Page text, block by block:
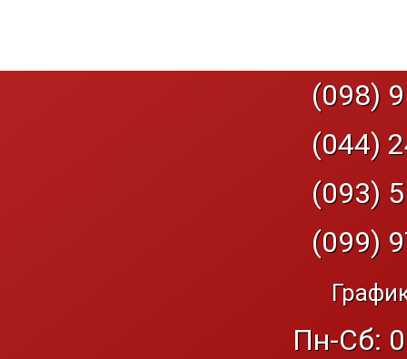
(098)
(044)
(093)
(099)
Пн-Сб: